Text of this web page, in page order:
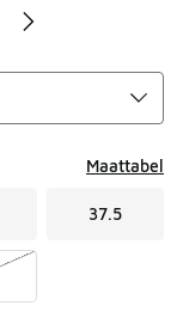
Maattabel
37.5